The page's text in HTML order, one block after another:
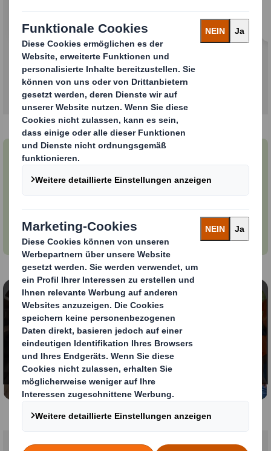
wir als vereintes Unternehmen in Zukunft
noch weiter ausbauen werden.
Unsere geografische Präsenz
Über 30 Länder | Über 200 Papierfabriken und
Papierfabriken und Verpackungswerke in EMEA
(Europa, Mittlerer Osten, Afrika) | Über 65.000
Mitarbeitende
Inhalt blockiert
Um dieses Video anzeigen zu können, müssen Sie die
Verwendung von funktionellen Cookies zulassen.
Meine Einstellungen ändern